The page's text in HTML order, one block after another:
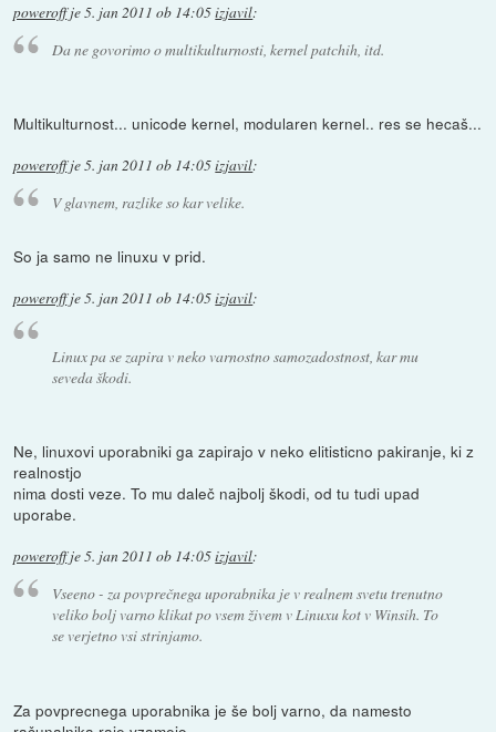
poweroffje5. jan 2011 ob 14:05izjavil:
Da ne govorimo o multikulturnosti, kernel patchih, itd.
Multikulturnost... unicode kernel, modularen kernel.. res se hecaš...
poweroffje5. jan 2011 ob 14:05izjavil:
V glavnem, razlike so kar velike.
So ja samo ne linuxu v prid.
poweroffje5. jan 2011 ob 14:05izjavil:
Linux pa se zapira v neko varnostno samozadostnost, kar mu
seveda škodi.
Ne, linuxovi uporabniki ga zapirajo v neko elitisticno pakiranje, ki z
realnostjo
nima dosti veze. To mu daleč najbolj škodi, od tu tudi upad
uporabe.
poweroffje5. jan 2011 ob 14:05izjavil:
Vseeno - za povprečnega uporabnika je v realnem svetu trenutno
veliko bolj varno klikat po vsem živem v Linuxu kot v Winsih. To
se verjetno vsi strinjamo.
Za povprecnega uporabnika je še bolj varno, da namesto